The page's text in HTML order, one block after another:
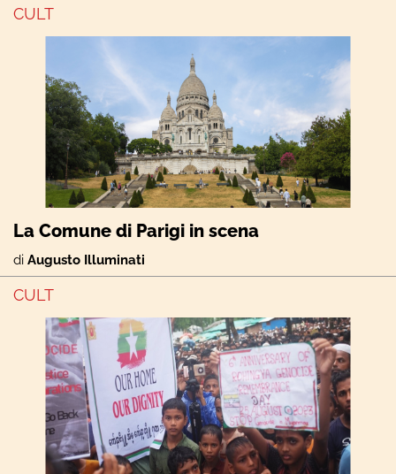
CULT
La Comune di Parigi in scena
di Augusto Illuminati
CULT